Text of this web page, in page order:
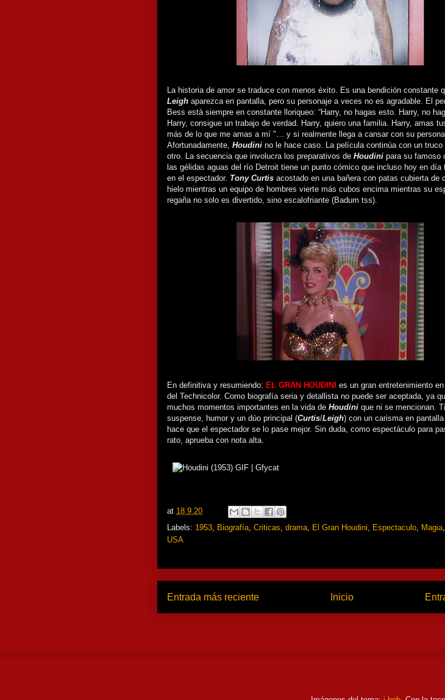
La historia de amor se traduce con menos éxito. Es una bendición constante
Leigh aparezca en pantalla, pero su personaje a veces no es agradable. El
Bess está siempre en constante lloriqueo: “Harry, no hagas esto. Harry, no
Harry, consigue un trabajo de verdad. Harry, quiero una familia. Harry, amas
más de lo que me amas a mí "… y si realmente llega a cansar con su
Afortunadamente, Houdini no le hace caso. La película continúa con un truco
otro. La secuencia que involucra los preparativos de Houdini para su famoso
las gélidas aguas del río Detroit tiene un punto cómico que incluso hoy en día
en el espectador. Tony Curtis acostado en una bañera con patas cubierta de
hielo mientras un equipo de hombres vierte más cubos encima mientras su
regaña no solo es divertido, sino escalofriante (Badum tss).
En definitiva y resumiendo: EL GRAN HOUDINI
es un gran entretenimiento
del Technicolor. Como biografía seria y detallista no puede ser aceptada, ya
muchos momentos importantes en la vida de Houdini que ni se mencionan.
suspense, humor y un dúo principal (Curtis/Leigh) con un carisma en
hace que el espectador se lo pase mejor. Sin duda, como espectáculo para
rato, aprueba con nota alta.
at 18.9.20
Labels: 1953, Biografía, Criticas, drama, El Gran Houdini, Espectaculo, Magia,
USA
Entrada más reciente Inicio